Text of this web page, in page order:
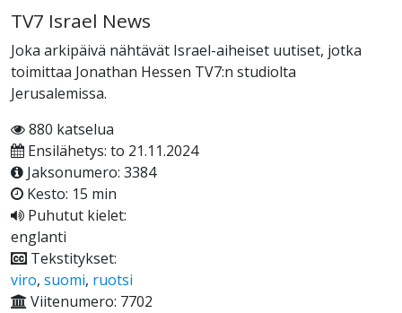
TV7 Israel News
Joka arkipäivä nähtävät Israel-aiheiset uutiset, jotka
toimittaa Jonathan Hessen TV7:n studiolta
Jerusalemissa.
880 katselua
Ensilähetys: to 21.11.2024
Jaksonumero: 3384
Kesto: 15 min
Puhutut kielet:
englanti
Tekstitykset:
viro, suomi, ruotsi
Viitenumero: 7702